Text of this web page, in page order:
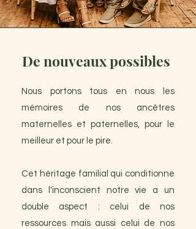
Nous portons tous en nous les
mémoires de nos ancêtres
maternelles et paternelles, pour le
meilleur et pour le pire.
Cet héritage familial qui conditionne
dans l'inconscient notre vie a un
double aspect : celui de nos
ressources mais aussi celui de nos
De nouveaux possibles